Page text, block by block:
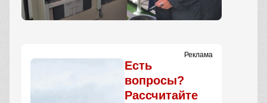
Реклама
Есть
вопросы?
Рассчитайте